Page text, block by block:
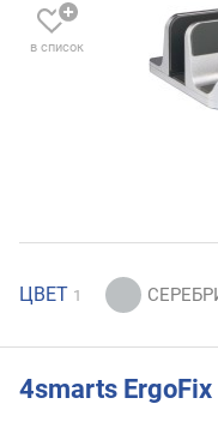
в список
ЦВЕТ 1
4smarts ErgoFix